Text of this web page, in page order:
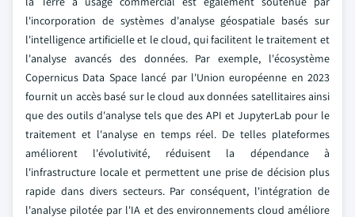
l'incorporation de systèmes d'analyse géospatiale basés sur
l'intelligence artificielle et le cloud, qui facilitent le traitement et
l'analyse avancés des données. Par exemple, l'écosystème
Copernicus Data Space lancé par l'Union européenne en 2023
fournit un accès basé sur le cloud aux données satellitaires ainsi
que des outils d'analyse tels que des API et JupyterLab pour le
traitement et l'analyse en temps réel. De telles plateformes
améliorent l'évolutivité, réduisent la dépendance à
l'infrastructure locale et permettent une prise de décision plus
rapide dans divers secteurs. Par conséquent, l'intégration de
l'analyse pilotée par l'IA et des environnements cloud améliore